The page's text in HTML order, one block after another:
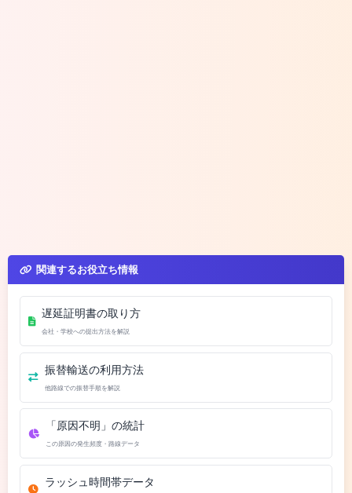
関連するお役立ち情報
遅延証明書の取り方
会社・学校への提出方法を解説
振替輸送の利用方法
他路線での振替手順を解説
「原因不明」の統計
この原因の発生頻度・路線データ
ラッシュ時間帯データ